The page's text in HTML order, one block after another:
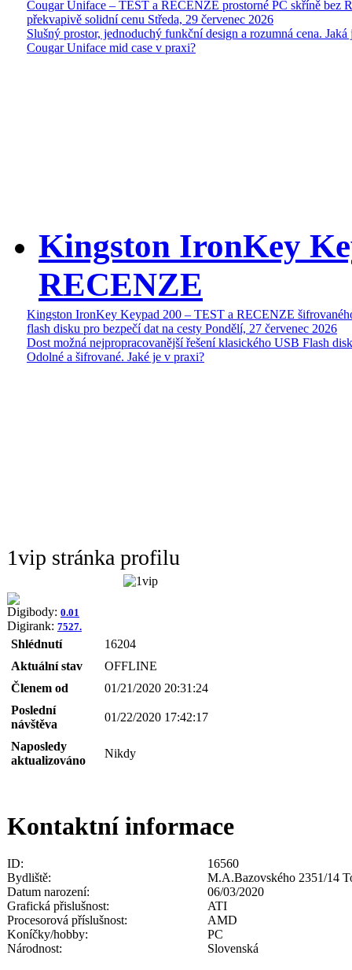
Cougar Uniface – TEST a RECENZE prostorné PC skříně bez
překvapivě solidní cenu Středa, 29 červenec 2026
Slušný prostor, jednoduchý funkční design a rozumná cena. Jaká
Cougar Uniface mid case v praxi?
Kingston IronKey
RECENZE
Kingston IronKey Keypad 200 – TEST a RECENZE
flash disku pro bezpečí dat na cesty Pondělí, 27 červenec 2026
Dost možná nejpropracovanější řešení klasického USB Flash
Odolné a šifrované. Jaké je v praxi?
1vip stránka profilu
Digibody: 0.01
Digirank: 7527.
Shlédnutí
16204
Aktuální stav
OFFLINE
Členem od
01/21/2020 20:31:24
Poslední
návštěva
01/22/2020 17:42:17
Naposledy
aktualizováno
Nikdy
Kontaktní informace
ID:
16560
Bydliště:
M.A.Bazovského 2351/14
Datum narození:
06/03/2020
Grafická přislušnost:
ATI
Procesorová příslušnost:
AMD
Koníčky/hobby:
PC
Národnost:
Slovenská